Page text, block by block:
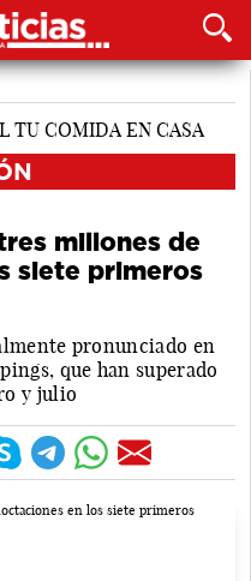
millones de
siete primeros
pronunciado en
que han superado
y julio